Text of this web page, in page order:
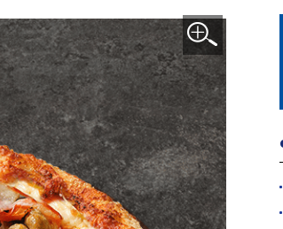
이미지 확대보기